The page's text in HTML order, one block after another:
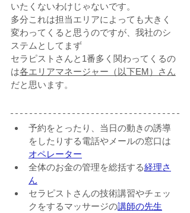
いたくないわけじゃないです。
多分これは担当エリアによっても大きく
変わってくると思うのですが、我社のシ
ステムとしてまず
セラピストさんと1番多く関わってくるの
は各エリアマネージャー（以下EM）さん
だと思います。
予約をとったり、当日の動きの誘導
をしたりする電話やメールの窓口は
オペレーター
全体のお金の管理を総括する経理さ
ん
セラピストさんの技術講習やチェッ
クをするマッサージの講師の先生